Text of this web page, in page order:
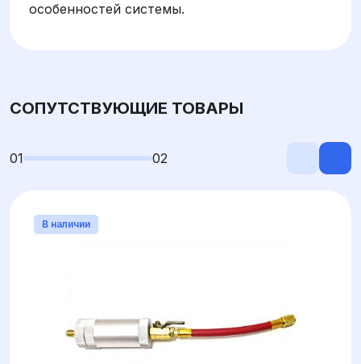
особенностей системы.
СОПУТСТВУЮЩИЕ ТОВАРЫ
01 02
В наличии